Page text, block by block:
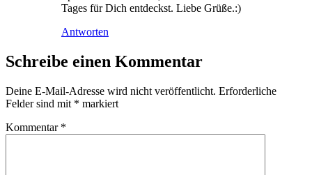
Tages für Dich entdeckst. Liebe Grüße.:)
Antworten
Schreibe einen Kommentar
Deine E-Mail-Adresse wird nicht veröffentlicht. Erforderliche
Felder sind mit * markiert
Kommentar *